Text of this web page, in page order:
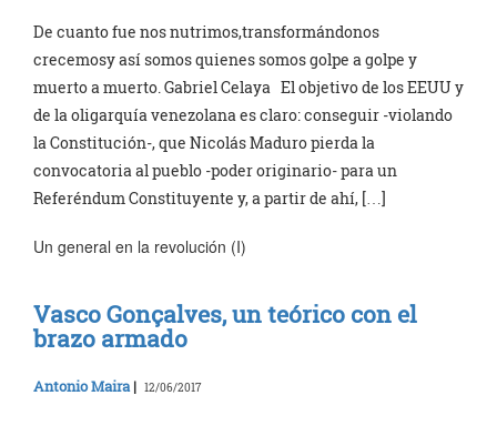
De cuanto fue nos nutrimos,transformándonos
crecemosy así somos quienes somos golpe a golpe y
muerto a muerto. Gabriel Celaya El objetivo de los EEUU y
de la oligarquía venezolana es claro: conseguir -violando
la Constitución-, que Nicolás Maduro pierda la
convocatoria al pueblo -poder originario- para un
Referéndum Constituyente y, a partir de ahí, […]
Un general en la revolución (I)
Vasco Gonçalves, un teórico con el
brazo armado
Antonio Maira | 12/06/2017